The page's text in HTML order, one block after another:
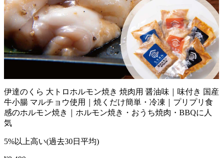
伊達のくら 大トロホルモン焼き 焼肉用 醤油味｜味付き 国産
牛小腸 マルチョウ使用｜焼くだけ簡単・冷凍｜プリプリ食
感のホルモン焼き｜ホルモン焼き・おうち焼肉・BBQに人
気
5%以上高い(過去30日平均)